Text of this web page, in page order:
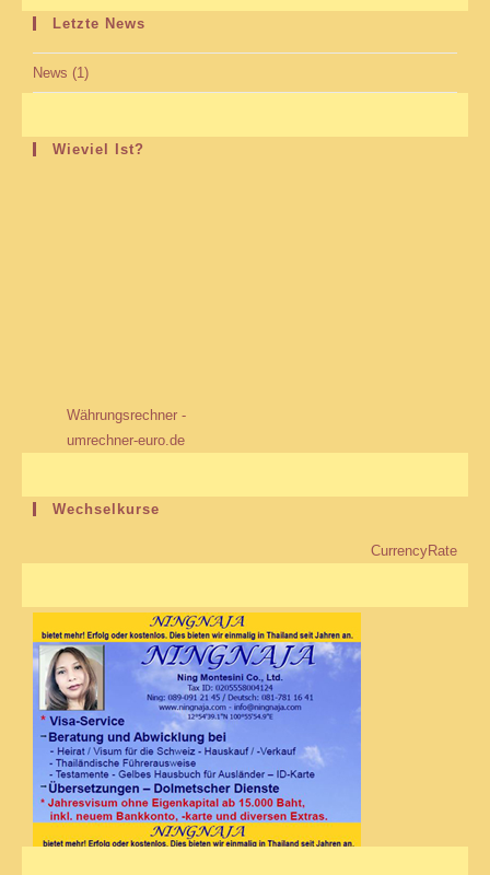
Letzte News
News (1)
Wieviel Ist?
Währungsrechner -
umrechner-euro.de
Wechselkurse
CurrencyRate